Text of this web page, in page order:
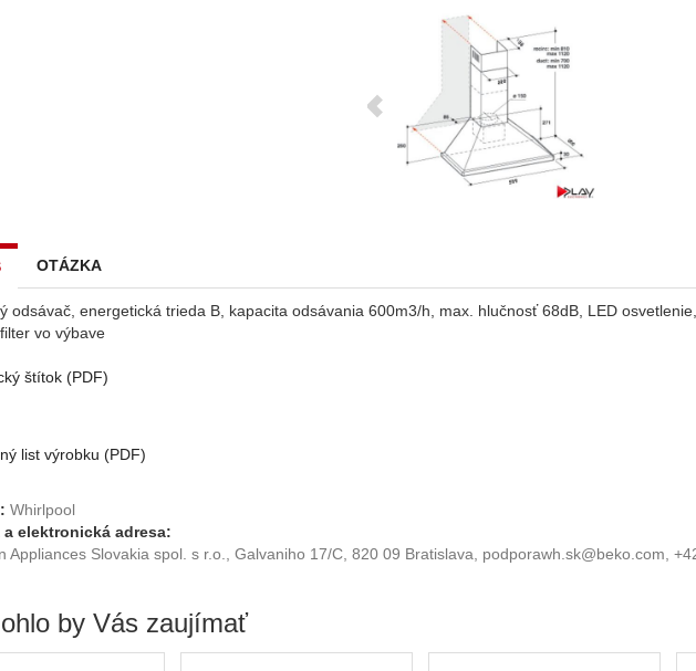
OTÁZKA
odsávač, energetická trieda B, kapacita odsávania 600m3/h, max. hlučnosť 68dB, LED
vo výbave
štítok (PDF)
list výrobku (PDF)
Whirlpool
a elektronická adresa:
Appliances Slovakia spol. s r.o., Galvaniho 17/C, 820 09 Bratislava, podporawh.sk@beko.com,
by Vás zaujímať